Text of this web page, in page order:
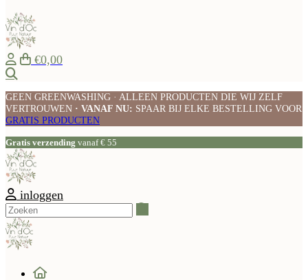
€0,00
GEEN GREENWASHING · ALLEEN PRODUCTEN DIE WIJ ZELF
VERTROUWEN · VANAF NU: SPAAR BIJ ELKE BESTELLING VOOR
GRATIS PRODUCTEN
Gratis verzending vanaf € 55
inloggen